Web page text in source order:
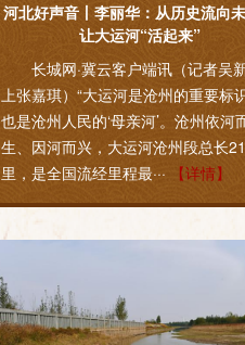
河北好声音丨李丽华：从历史流向
让大运河“活起来”
长城网·冀云客户端讯（记者吴
上张嘉琪）“大运河是沧州的重要标
也是沧州人民的‘母亲河’。沧州依河
生、因河而兴，大运河沧州段总长
里，是全国流经里程最···
【详情】